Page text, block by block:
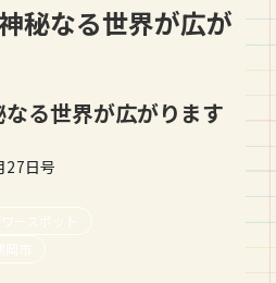
秘なる世界が広が
る世界が広がります
27日号
ワースポット
岡市